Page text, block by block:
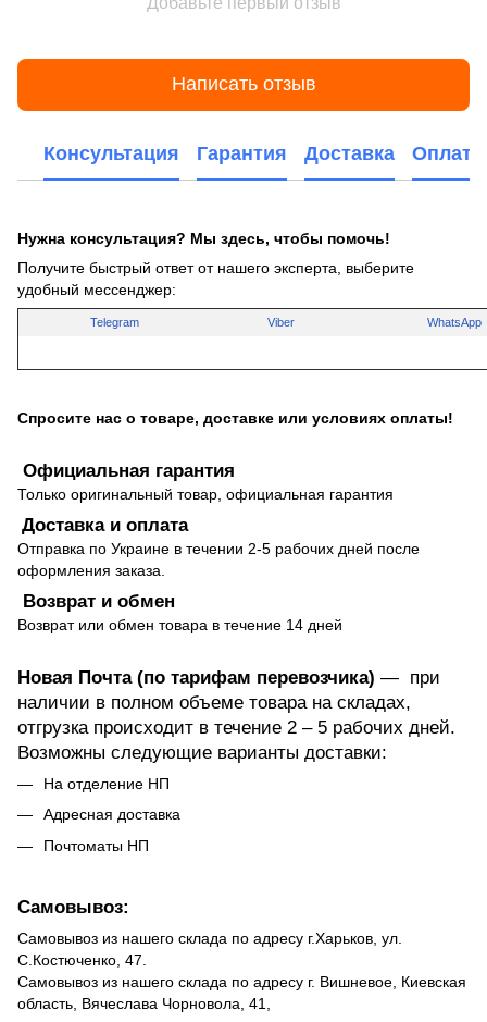
Написать отзыв
Консультация Гарантия Доставка Оплата
Нужна консультация? Мы здесь, чтобы помочь!
Получите быстрый ответ от нашего эксперта, выберите
удобный мессенджер:
Telegram Viber WhatsApp
Спросите нас о товаре, доставке или условиях оплаты!
Официальная гарантия
Только оригинальный товар, официальная гарантия
Доставка и оплата
Отправка по Украине в течении 2-5 рабочих дней после
оформления заказа.
Возврат и обмен
Возврат или обмен товара в течение 14 дней
Новая Почта (по тарифам перевозчика) — при
наличии в полном объеме товара на складах,
отгрузка происходит в течение 2 – 5 рабочих дней.
Возможны следующие варианты доставки:
На отделение НП
Адресная доставка
Почтоматы НП
Самовывоз:
Самовывоз из нашего склада по адресу г.Харьков, ул.
С.Костюченко, 47.
Самовывоз из нашего склада по адресу г. Вишневое, Киевская
область, Вячеслава Чорновола, 41,